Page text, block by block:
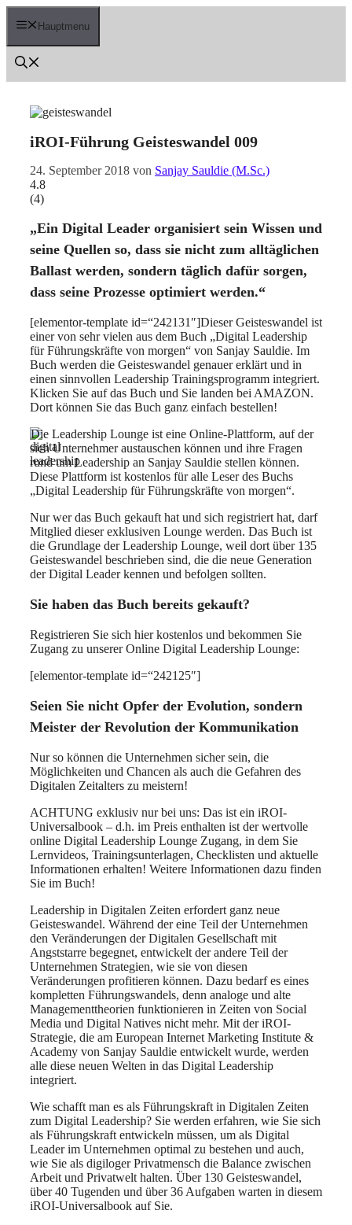
Zum
Inhalt Hauptmenu
iROI-Führung Geisteswandel 009
24. September 2018 von Sanjay Sauldie (M.Sc.)
4.8
(4)
„Ein Digital Leader organisiert sein Wissen und
seine Quellen so, dass sie nicht zum alltäglichen
Ballast werden, sondern täglich dafür sorgen,
dass seine Prozesse optimiert werden.“
[elementor-template id=“242131″]Dieser Geisteswandel ist
einer von sehr vielen aus dem Buch „Digital Leadership
für Führungskräfte von morgen“ von Sanjay Sauldie. Im
Buch werden die Geisteswandel genauer erklärt und in
einen sinnvollen Leadership Trainingsprogramm integriert.
Klicken Sie auf das Buch und Sie landen bei AMAZON.
Dort können Sie das Buch ganz einfach bestellen!
Die Leadership Lounge ist eine Online-Plattform, auf der
sich Unternehmer austauschen können und ihre Fragen
rund um Leadership an Sanjay Sauldie stellen können.
Diese Plattform ist kostenlos für alle Leser des Buchs
„Digital Leadership für Führungskräfte von morgen“.
Nur wer das Buch gekauft hat und sich registriert hat, darf
Mitglied dieser exklusiven Lounge werden. Das Buch ist
die Grundlage der Leadership Lounge, weil dort über 135
Geisteswandel beschrieben sind, die die neue Generation
der Digital Leader kennen und befolgen sollten.
Sie haben das Buch bereits gekauft?
Registrieren Sie sich hier kostenlos und bekommen Sie
Zugang zu unserer Online Digital Leadership Lounge:
[elementor-template id=“242125″]
Seien Sie nicht Opfer der Evolution, sondern
Meister der Revolution der Kommunikation
Nur so können die Unternehmen sicher sein, die
Möglichkeiten und Chancen als auch die Gefahren des
Digitalen Zeitalters zu meistern!
ACHTUNG exklusiv nur bei uns: Das ist ein iROI-
Universalbook – d.h. im Preis enthalten ist der wertvolle
online Digital Leadership Lounge Zugang, in dem Sie
Lernvideos, Trainingsunterlagen, Checklisten und aktuelle
Informationen erhalten! Weitere Informationen dazu finden
Sie im Buch!
Leadership in Digitalen Zeiten erfordert ganz neue
Geisteswandel. Während der eine Teil der Unternehmen
den Veränderungen der Digitalen Gesellschaft mit
Angststarre begegnet, entwickelt der andere Teil der
Unternehmen Strategien, wie sie von diesen
Veränderungen profitieren können. Dazu bedarf es eines
kompletten Führungswandels, denn analoge und alte
Managementtheorien funktionieren in Zeiten von Social
Media und Digital Natives nicht mehr. Mit der iROI-
Strategie, die am European Internet Marketing Institute &
Academy von Sanjay Sauldie entwickelt wurde, werden
alle diese neuen Welten in das Digital Leadership
integriert.
Wie schafft man es als Führungskraft in Digitalen Zeiten
zum Digital Leadership? Sie werden erfahren, wie Sie sich
als Führungskraft entwickeln müssen, um als Digital
Leader im Unternehmen optimal zu bestehen und auch,
wie Sie als digiloger Privatmensch die Balance zwischen
Arbeit und Privatwelt halten. Über 130 Geisteswandel,
über 40 Tugenden und über 36 Aufgaben warten in diesem
iROI-Universalbook auf Sie.